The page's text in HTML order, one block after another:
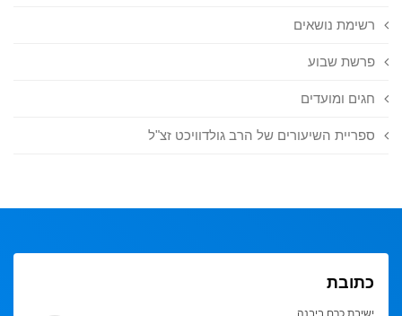
רשימת נושאים
פרשת שבוע
חגים ומועדים
ספריית השיעורים של הרב גולדוויכט זצ"ל
כתובת
ישיבת כרם ביבנה,